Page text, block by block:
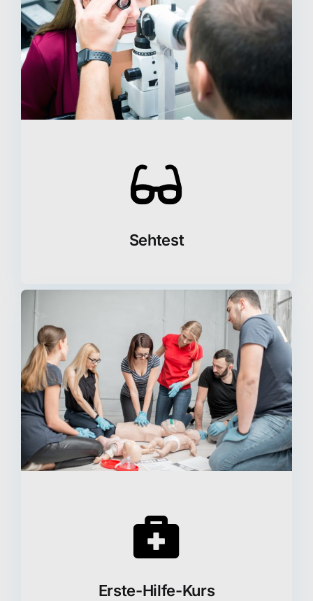
Sehtest
Erste-Hilfe-Kurs